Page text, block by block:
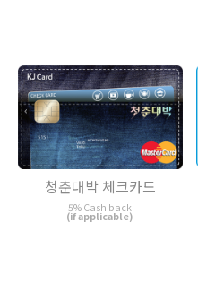
청춘대박 체크카드
5% Cash back
(if applicable)